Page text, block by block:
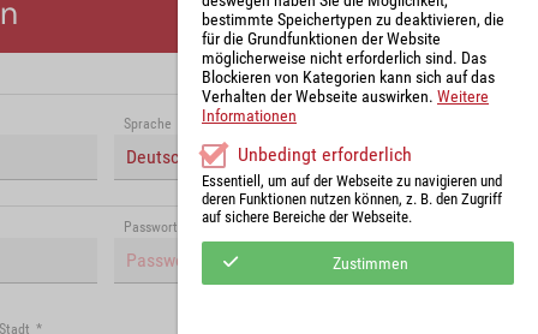
Sprache
Deutsch (Deutschland)
Passwort (Wiederholung) *
Stadt *
bestimmte Speichertypen zu deaktivieren, die
für die Grundfunktionen der Website
möglicherweise nicht erforderlich sind. Das
Blockieren von Kategorien kann sich auf das
Verhalten der Webseite auswirken. Weitere
Informationen
Unbedingt erforderlich
Essentiell, um auf der Webseite zu navigieren und
deren Funktionen nutzen können, z. B. den Zugriff
auf sichere Bereiche der Webseite.
Zustimmen